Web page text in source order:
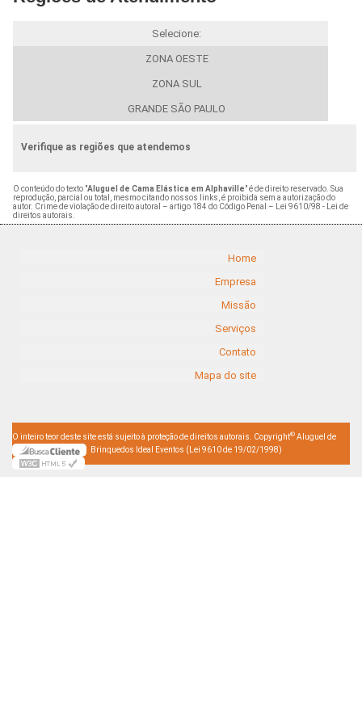
Selecione:
ZONA OESTE
ZONA SUL
GRANDE SÃO PAULO
Verifique as regiões que atendemos
O conteúdo do texto "Aluguel de Cama Elástica em Alphaville" é de direito reservado. Sua
reprodução, parcial ou total, mesmo citando nossos links, é proibida sem a autorização do
autor. Crime de violação de direito autoral – artigo 184 do Código Penal – Lei 9610/98 - Lei de
direitos autorais.
Home
Empresa
Missão
Serviços
Contato
Mapa do site
O inteiro teor deste site está sujeito à proteção de direitos autorais. Copyright© Aluguel de
Brinquedos Ideal Eventos (Lei 9610 de 19/02/1998)